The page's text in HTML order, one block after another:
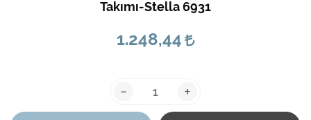
Takımı-Stella 6931
1.248,44
- +